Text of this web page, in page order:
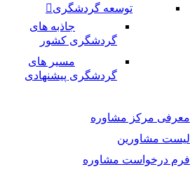
توسعه گردشگری
جاذبه های
گردشگری کشور
مسیر های
گردشگری پیشنهادی
معرفی مرکز مشاوره
لیست مشاورین
فرم درخواست مشاوره